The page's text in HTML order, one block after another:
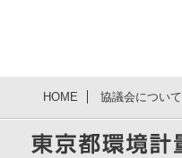
HOME 協議会について